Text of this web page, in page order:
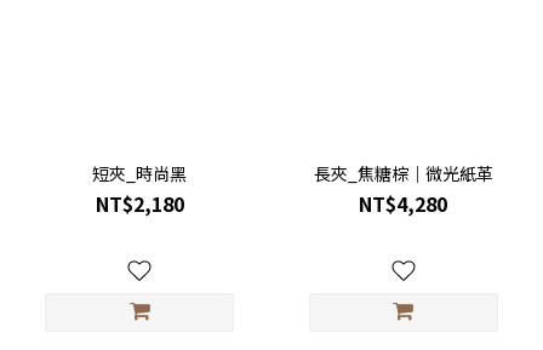
短夾_時尚黑
NT$2,180
長夾_焦糖棕｜微光紙革
NT$4,280